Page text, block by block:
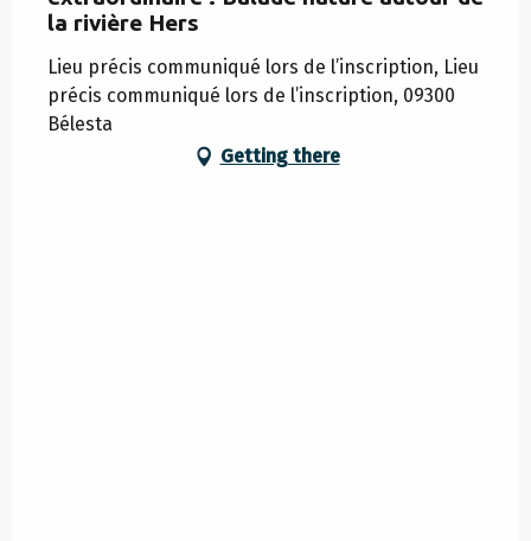
la rivière Hers
Lieu précis communiqué lors de l’inscription, Lieu
précis communiqué lors de l’inscription, 09300
Bélesta
Getting there